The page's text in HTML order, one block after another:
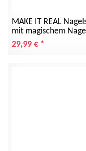
MAKE IT REAL
mit magischem
29,99 € *